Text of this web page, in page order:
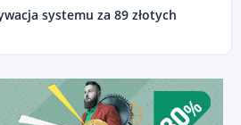
systemu za 89 złotych